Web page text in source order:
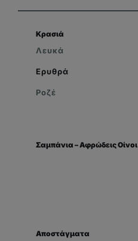
Κρασιά
Λευκά
Ερυθρά
Ροζέ
Σαμπάνια – Αφρώδεις Οίνοι
Αποστάγματα